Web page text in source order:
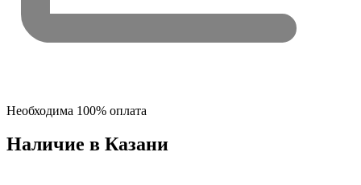
Необходима 100% оплата
Наличие в Казани